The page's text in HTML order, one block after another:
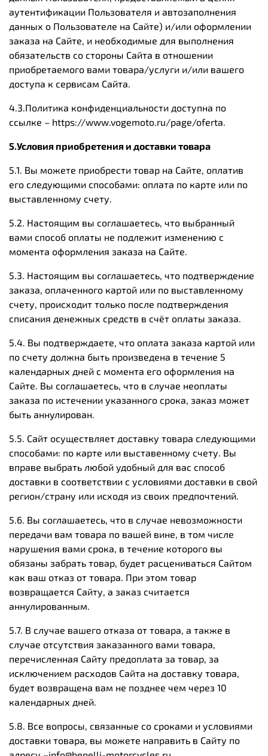
аутентификации Пользователя и автозаполнения
данных о Пользователе на Сайте) и/или оформлении
заказа на Сайте, и необходимые для выполнения
обязательств со стороны Сайта в отношении
приобретаемого вами товара/услуги и/или вашего
доступа к сервисам Сайта.
4.3.Политика конфиденциальности доступна по
ссылке – https://www.vogemoto.ru/page/oferta.
5.Условия приобретения и доставки товара
5.1. Вы можете приобрести товар на Сайте, оплатив
его следующими способами: оплата по карте или по
выставленному счету.
5.2. Настоящим вы соглашаетесь, что выбранный
вами способ оплаты не подлежит изменению с
момента оформления заказа на Сайте.
5.3. Настоящим вы соглашаетесь, что подтверждение
заказа, оплаченного картой или по выставленному
счету, происходит только после подтверждения
списания денежных средств в счёт оплаты заказа.
5.4. Вы подтверждаете, что оплата заказа картой или
по счету должна быть произведена в течение 5
календарных дней с момента его оформления на
Сайте. Вы соглашаетесь, что в случае неоплаты
заказа по истечении указанного срока, заказ может
быть аннулирован.
5.5. Сайт осуществляет доставку товара следующими
способами: по карте или выставенному счету. Вы
вправе выбрать любой удобный для вас способ
доставки в соответствии с условиями доставки в свой
регион/страну или исходя из своих предпочтений.
5.6. Вы соглашаетесь, что в случае невозможности
передачи вам товара по вашей вине, в том числе
нарушения вами срока, в течение которого вы
обязаны забрать товар, будет расцениваться Сайтом
как ваш отказ от товара. При этом товар
возвращается Сайту, а заказ считается
аннулированным.
5.7. В случае вашего отказа от товара, а также в
случае отсутствия заказанного вами товара,
перечисленная Сайту предоплата за товар, за
исключением расходов Сайта на доставку товара,
будет возвращена вам не позднее чем через 10
календарных дней.
5.8. Все вопросы, связанные со сроками и условиями
доставки товара, вы можете направить в Сайту по